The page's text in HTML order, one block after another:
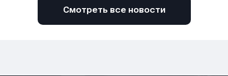
Смотреть все новости